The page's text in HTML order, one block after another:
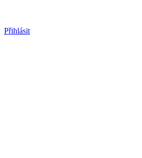
Přihlásit